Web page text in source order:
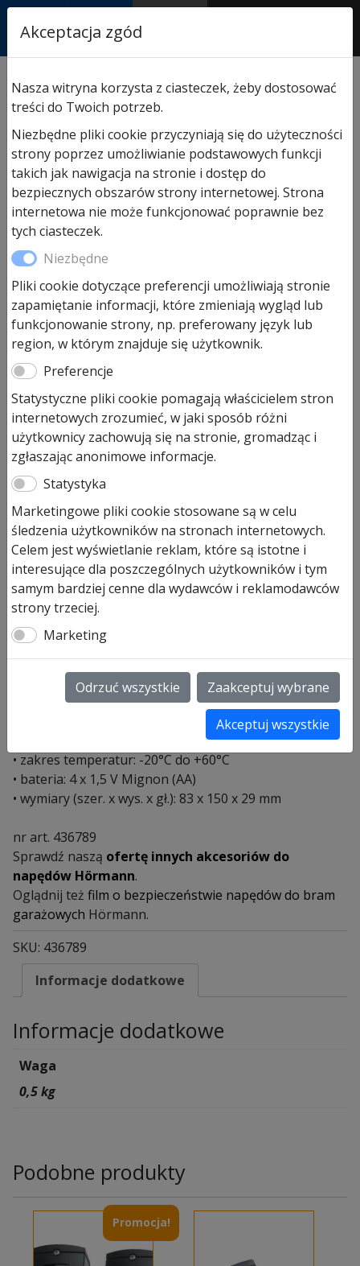
AUTORYZOWANY
PARTNER & SERWIS
Hormann/ Nadajnik przemysłowy 868MHz BiSecur
Promocja!
Nadajnik przemysłowy 868MHz
BiSecur
1 141,00zł Pierwotna
cena
wynosiła:
1
939,00złAktualna
cena
wynosi:
939,00 zł.
Prezentowana cena jest ceną najniższą w ostatnich 30
dniach.
Produkt dostępny na zamówienie
ilość
Nadajnik
przemysłowy
868MHz
BiSecur
Dodaj do koszyka
Nadajnik przemysłowy 868MHz
BiSecur
Nadajnik przemysłowy 868MHz BiSecur – (zasięg
uzależniony od ukształtowania terenu), łącznie z
baterią
• do sterowania maksymalnie 1000 odbiorników
• 3 x siedmiosegmentowy wyświetlacz
• zakres temperatur: -20°C do +60°C
• bateria: 4 x 1,5 V Mignon (AA)
• wymiary (szer. x wys. x gł.): 83 x 150 x 29 mm
nr art. 436789
Sprawdź naszą ofertę innych akcesoriów do
napędów Hörmann.
Oglądnij też film o bezpieczeństwie napędów do bram
garażowych Hörmann.
SKU: 436789
Informacje dodatkowe
Informacje dodatkowe
Waga
0,5 kg
Podobne produkty
Promocja!
Akceptacja zgód
Nasza witryna korzysta z ciasteczek, żeby dostosować
treści do Twoich potrzeb.
Niezbędne pliki cookie przyczyniają się do użyteczności
strony poprzez umożliwianie podstawowych funkcji
takich jak nawigacja na stronie i dostęp do
bezpiecznych obszarów strony internetowej. Strona
internetowa nie może funkcjonować poprawnie bez
tych ciasteczek.
Niezbędne
Pliki cookie dotyczące preferencji umożliwiają stronie
zapamiętanie informacji, które zmieniają wygląd lub
funkcjonowanie strony, np. preferowany język lub
region, w którym znajduje się użytkownik.
Preferencje
Statystyczne pliki cookie pomagają właścicielem stron
internetowych zrozumieć, w jaki sposób różni
użytkownicy zachowują się na stronie, gromadząc i
zgłaszając anonimowe informacje.
Statystyka
Marketingowe pliki cookie stosowane są w celu
śledzenia użytkowników na stronach internetowych.
Celem jest wyświetlanie reklam, które są istotne i
interesujące dla poszczególnych użytkowników i tym
samym bardziej cenne dla wydawców i reklamodawców
strony trzeciej.
Marketing
Odrzuć wszystkie Zaakceptuj wybrane
Akceptuj wszystkie